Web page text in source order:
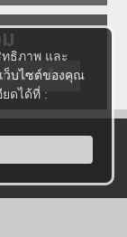
ธิภาพ และ
ว็บไซต์ของคุณ
ดได้ที่ :
รศึกษาไทย